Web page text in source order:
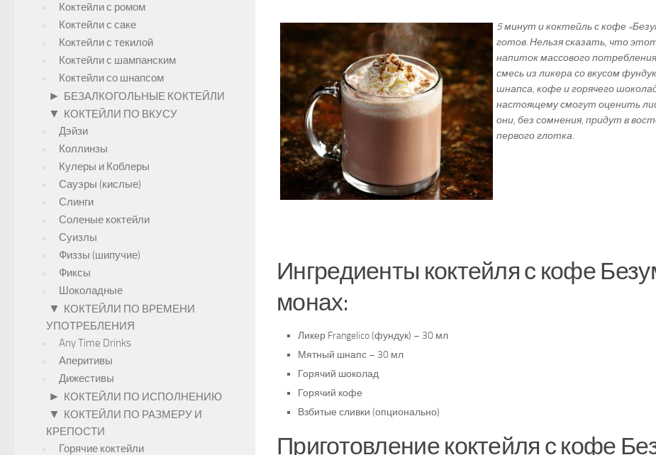
5 минут и коктейль с кофе
готов. Нельзя сказать, что
напиток массового
смесь из ликера со вкусом
шнапса, кофе и горячего
настоящему смогут оценить
они, без сомнения, придут в
первого глотка.
Ингредиенты коктейля с кофе
монах:
Ликер Frangelico (фундук) – 30 мл
Мятный шнапс – 30 мл
Горячий шоколад
Горячий кофе
Взбитые сливки (опционально)
Приготовление коктейля с кофе
Коктейли с ромом
Коктейли с саке
Коктейли с текилой
Коктейли с шампанским
Коктейли со шнапсом
► БЕЗАЛКОГОЛЬНЫЕ КОКТЕЙЛИ
▼ КОКТЕЙЛИ ПО ВКУСУ
Дэйзи
Коллинзы
Кулеры и Коблеры
Сауэры (кислые)
Слинги
Соленые коктейли
Суизлы
Физзы (шипучие)
Фиксы
Шоколадные
▼ КОКТЕЙЛИ ПО ВРЕМЕНИ
УПОТРЕБЛЕНИЯ
Any Time Drinks
Аперитивы
Дижестивы
► КОКТЕЙЛИ ПО ИСПОЛНЕНИЮ
▼ КОКТЕЙЛИ ПО РАЗМЕРУ И
КРЕПОСТИ
Горячие коктейли